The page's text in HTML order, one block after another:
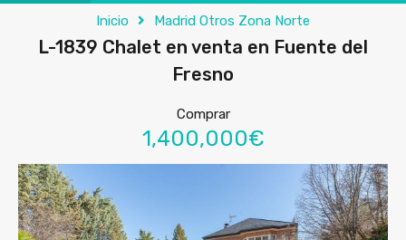
Inicio Madrid Otros Zona Norte
L-1839 Chalet en venta en Fuente del
Fresno
Comprar
1,400,000€